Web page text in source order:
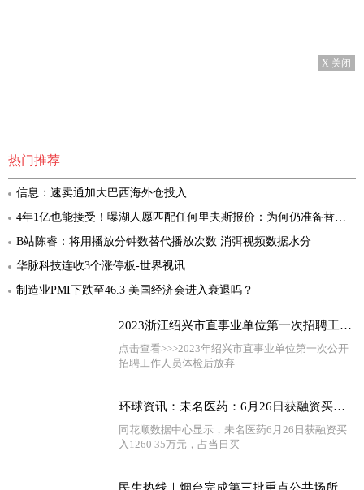
X 关闭
热门推荐
信息：速卖通加大巴西海外仓投入
4年1亿也能接受！曝湖人愿匹配任何里夫斯报价：为何仍准备替代者
B站陈睿：将用播放分钟数替代播放次数 消弭视频数据水分
华脉科技连收3个涨停板-世界视讯
制造业PMI下跌至46.3 美国经济会进入衰退吗？
2023浙江绍兴市直事业单位第一次招聘工作人员体检后放弃、递补人员名单名单（二）
点击查看>>>2023年绍兴市直事业单位第一次公开
招聘工作人员体检后放弃
环球资讯：未名医药：6月26日获融资买入1260.35万元，占当日流入资金比例21.21%
同花顺数据中心显示，未名医药6月26日获融资买
入1260 35万元，占当日买
民生热线｜烟台完成第三批重点公共场所外语标识规范行动